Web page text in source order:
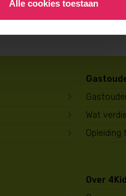
Alle cookies toestaan
Wat
Over